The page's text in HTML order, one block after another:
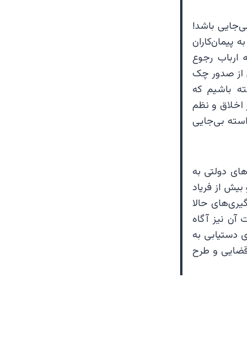
باشد!
پیمان‌کاران
ارباب رجوع
از صدور چک
باشیم که
و نظم
بی‌جایی
دولتی به
بیش از فریاد
حالا
نیز آگاه
دستیابی به
قضایی و طرح